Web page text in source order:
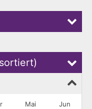
Mai Jun